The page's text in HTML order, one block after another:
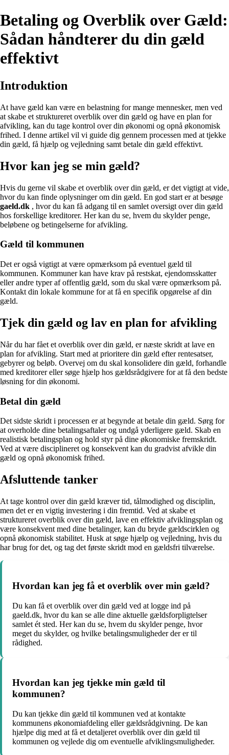
Betaling og Overblik over Gæld:
Sådan håndterer du din gæld
effektivt
Introduktion
At have gæld kan være en belastning for mange mennesker, men ved
at skabe et struktureret overblik over din gæld og have en plan for
afvikling, kan du tage kontrol over din økonomi og opnå økonomisk
frihed. I denne artikel vil vi guide dig gennem processen med at tjekke
din gæld, få hjælp og vejledning samt betale din gæld effektivt.
Hvor kan jeg se min gæld?
Hvis du gerne vil skabe et overblik over din gæld, er det vigtigt at vide,
hvor du kan finde oplysninger om din gæld. En god start er at besøge
gaeld.dk , hvor du kan få adgang til en samlet oversigt over din gæld
hos forskellige kreditorer. Her kan du se, hvem du skylder penge,
beløbene og betingelserne for afvikling.
Gæld til kommunen
Det er også vigtigt at være opmærksom på eventuel gæld til
kommunen. Kommuner kan have krav på restskat, ejendomsskatter
eller andre typer af offentlig gæld, som du skal være opmærksom på.
Kontakt din lokale kommune for at få en specifik opgørelse af din
gæld.
Tjek din gæld og lav en plan for afvikling
Når du har fået et overblik over din gæld, er næste skridt at lave en
plan for afvikling. Start med at prioritere din gæld efter rentesatser,
gebyrer og beløb. Overvej om du skal konsolidere din gæld, forhandle
med kreditorer eller søge hjælp hos gældsrådgivere for at få den bedste
løsning for din økonomi.
Betal din gæld
Det sidste skridt i processen er at begynde at betale din gæld. Sørg for
at overholde dine betalingsaftaler og undgå yderligere gæld. Skab en
realistisk betalingsplan og hold styr på dine økonomiske fremskridt.
Ved at være disciplineret og konsekvent kan du gradvist afvikle din
gæld og opnå økonomisk frihed.
Afsluttende tanker
At tage kontrol over din gæld kræver tid, tålmodighed og disciplin,
men det er en vigtig investering i din fremtid. Ved at skabe et
struktureret overblik over din gæld, lave en effektiv afviklingsplan og
være konsekvent med dine betalinger, kan du bryde gældscirklen og
opnå økonomisk stabilitet. Husk at søge hjælp og vejledning, hvis du
har brug for det, og tag det første skridt mod en gældsfri tilværelse.
Hvordan kan jeg få et overblik over min gæld?
Du kan få et overblik over din gæld ved at logge ind på
gaeld.dk, hvor du kan se alle dine aktuelle gældsforpligtelser
samlet ét sted. Her kan du se, hvem du skylder penge, hvor
meget du skylder, og hvilke betalingsmuligheder der er til
rådighed.
Hvordan kan jeg tjekke min gæld til
kommunen?
Du kan tjekke din gæld til kommunen ved at kontakte
kommunens økonomiafdeling eller gældsrådgivning. De kan
hjælpe dig med at få et detaljeret overblik over din gæld til
kommunen og vejlede dig om eventuelle afviklingsmuligheder.